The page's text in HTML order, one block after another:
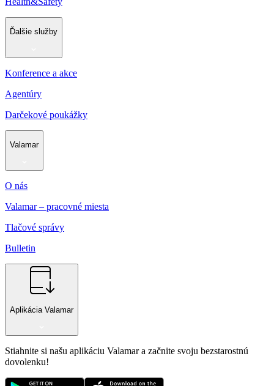
Ďalšie služby
Konference a akce
Agentúry
Darčekové poukážky
Valamar
O nás
Valamar – pracovné miesta
Tlačové správy
Bulletin
Aplikácia Valamar
Stiahnite si našu aplikáciu Valamar a začnite svoju bezstarostnú
dovolenku!